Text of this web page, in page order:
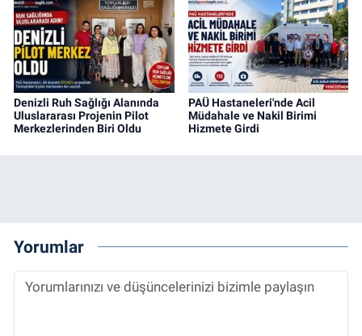
Denizli Ruh Sağlığı Alanında
Uluslararası Projenin Pilot
Merkezlerinden Biri Oldu
PAÜ Hastaneleri'nde Acil
Müdahale ve Nakil Birimi
Hizmete Girdi
Yorumlar